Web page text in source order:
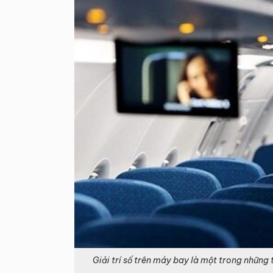
Giải trí số trên máy bay là một trong những